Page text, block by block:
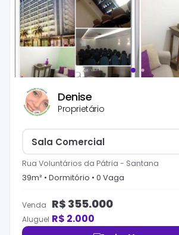
Denise
Proprietário
Sala Comercial
Rua Voluntários da Pátria - Santana
39m² • Dormitório • 0 Vaga
Venda R$ 355.000
Aluguel R$ 2.000